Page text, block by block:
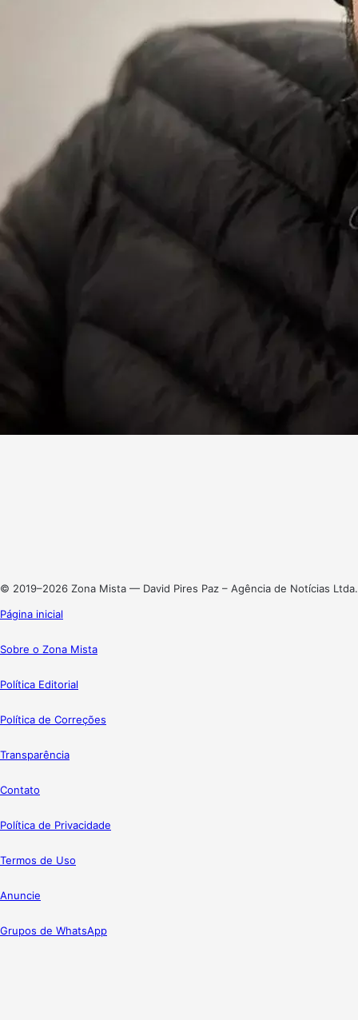
© 2019–2026 Zona Mista — David Pires Paz – Agência de Notícias Ltda.
Página inicial
Sobre o Zona Mista
Política Editorial
Política de Correções
Transparência
Contato
Política de Privacidade
Termos de Uso
Anuncie
Grupos de WhatsApp